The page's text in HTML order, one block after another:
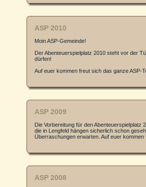
ASP 2010
Moin ASP-Gemeinde!
Der Abenteuerspielplatz 2010 steht vor der
dürfen!
Auf euer kommen freut sich das ganze ASP-
ASP 2009
Die Vorbereitung für den Abenteuerspielplatz
die in Lengfeld hängen sicherlich schon
Überraschungen erwarten. Auf euer
ASP 2008